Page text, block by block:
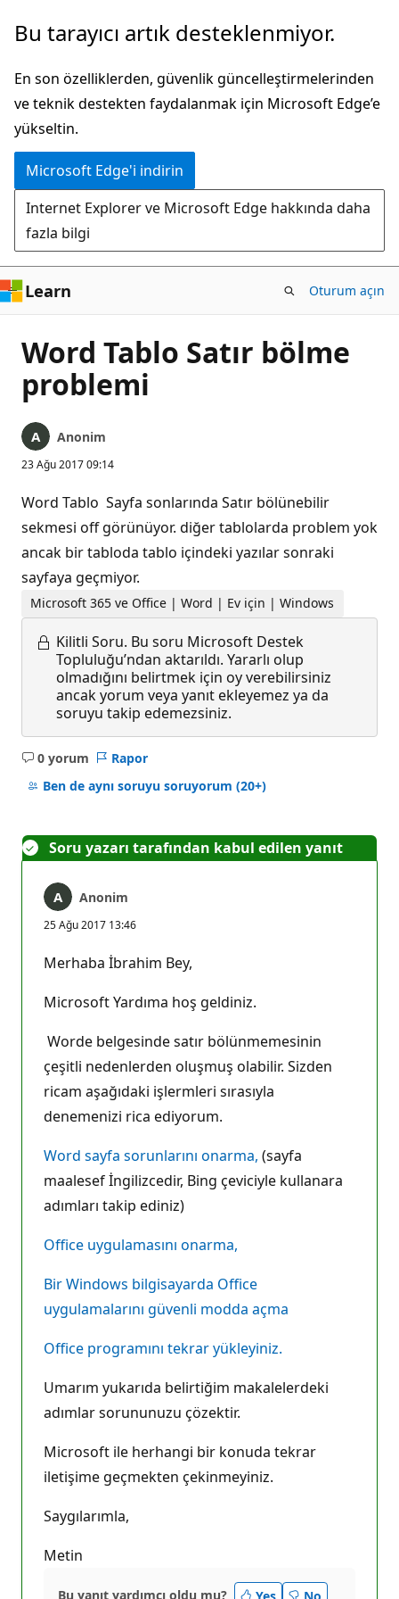
Ana
atla
Bu tarayıcı artık desteklenmiyor.
En son özelliklerden, güvenlik güncelleştirmelerinden
ve teknik destekten faydalanmak için Microsoft Edge’e
yükseltin.
Microsoft Edge'i indirin
Internet Explorer ve Microsoft Edge hakkında daha
fazla bilgi
Learn Oturum açın
Word Tablo Satır bölme
problemi
Anonim
23 Ağu 2017 09:14
Word Tablo Sayfa sonlarında Satır bölünebilir
sekmesi off görünüyor. diğer tablolarda problem yok
ancak bir tabloda tablo içindeki yazılar sonraki
sayfaya geçmiyor.
Microsoft 365 ve Office | Word | Ev için | Windows
Kilitli Soru. Bu soru Microsoft Destek
Topluluğu’ndan aktarıldı. Yararlı olup
olmadığını belirtmek için oy verebilirsiniz
ancak yorum veya yanıt ekleyemez ya da
soruyu takip edemezsiniz.
0 yorum
Açıklama
yok
Rapor
Ben de aynı soruyu soruyorum (20+)
Soru yazarı tarafından kabul edilen yanıt
Anonim
25 Ağu 2017 13:46
Merhaba İbrahim Bey,
Microsoft Yardıma hoş geldiniz.
Worde belgesinde satır bölünmemesinin
çeşitli nedenlerden oluşmuş olabilir. Sizden
ricam aşağıdaki işlermleri sırasıyla
denemenizi rica ediyorum.
Word sayfa sorunlarını onarma, (sayfa
maalesef İngilizcedir, Bing çeviciyle kullanara
adımları takip ediniz)
Office uygulamasını onarma,
Bir Windows bilgisayarda Office
uygulamalarını güvenli modda açma
Office programını tekrar yükleyiniz.
Umarım yukarıda belirtiğim makalelerdeki
adımlar sorununuzu çözektir.
Microsoft ile herhangi bir konuda tekrar
iletişime geçmekten çekinmeyiniz.
Saygılarımla,
Metin
Bu yanıt yardımcı oldu mu?